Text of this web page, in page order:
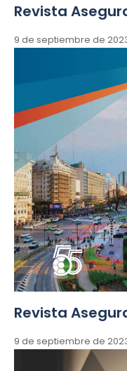
Revista
9 de septiembre de
Revista
9 de septiembre de